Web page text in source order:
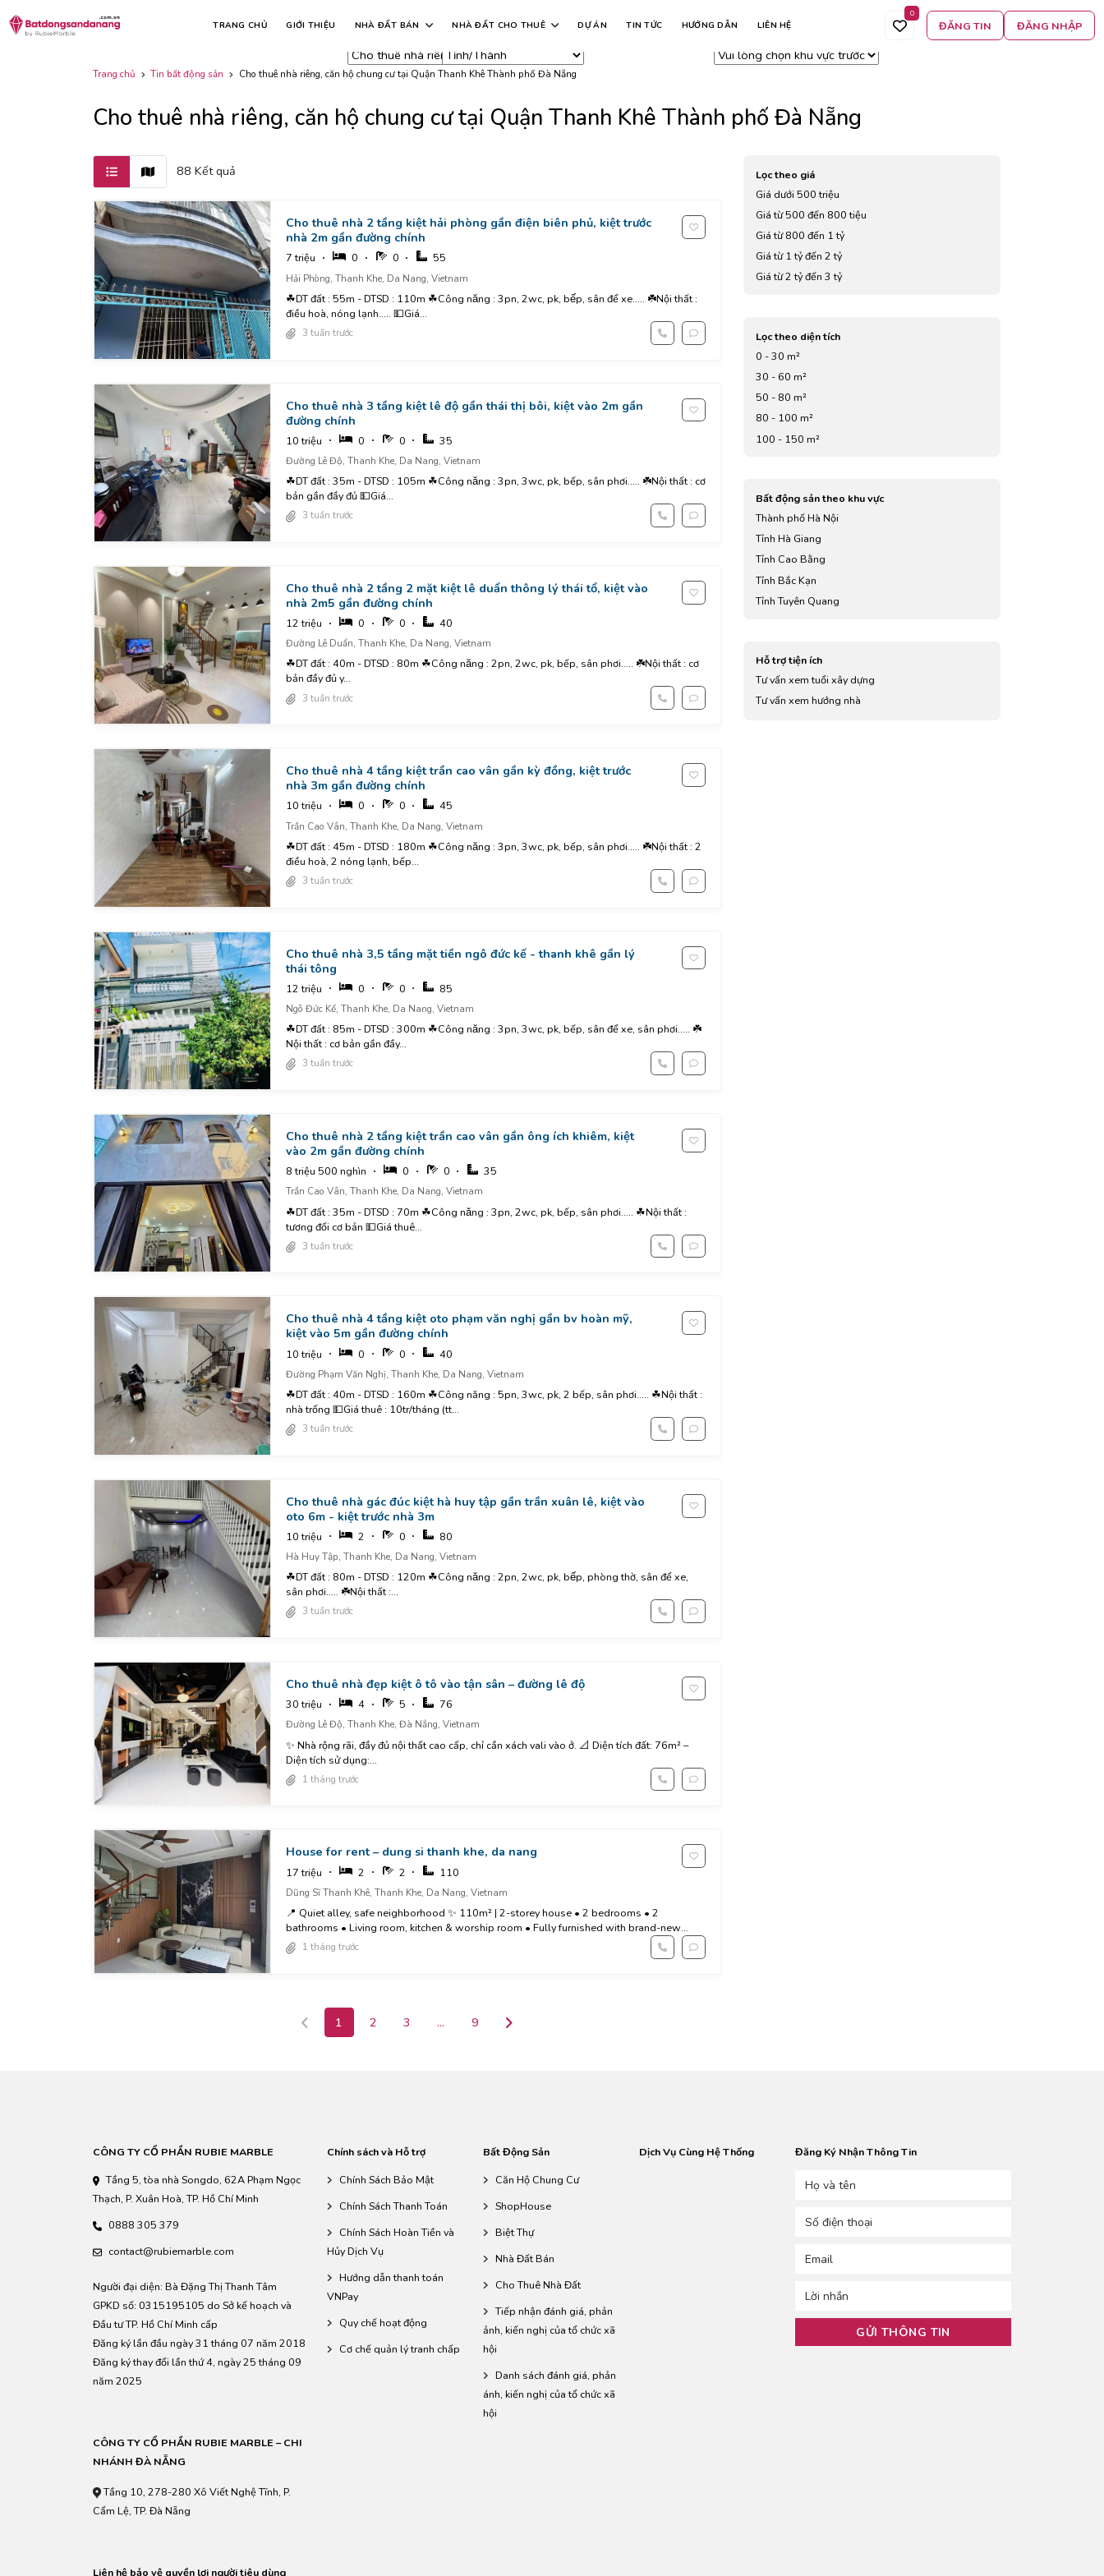
TRANG CHỦ GIỚI THIỆU NHÀ ĐẤT BÁN NHÀ ĐẤT CHO THUÊ DỰ ÁN TIN TỨC HƯỚNG DẪN LIÊN HỆ
0
ĐĂNG TIN ĐĂNG NHẬP
Nhà đất bán Nhà đất cho thuê Loại nhà đất
Cho thuê nhà
chung cư
Tất cả Tất cả Tất cả
Dự án
Tất cả Tìm kiếm
Trang chủ Tin bất động sản Cho thuê nhà riêng, căn hộ chung cư tại Quận Thanh Khê Thành phố Đà Nẵng
Cho thuê nhà riêng, căn hộ chung cư tại Quận Thanh Khê Thành phố Đà Nẵng
88 Kết quả
Cho thuê nhà 2 tầng kiệt hải phòng gần điện biên phủ, kiệt trước
nhà 2m gần đường chính
7 triệu 0 0 55
Hải Phòng, Thanh Khe, Da Nang, Vietnam
☘DT đất : 55m - DTSD : 110m ☘Công năng : 3pn, 2wc, pk, bếp, sân để xe..... ☘️Nội thất :
điều hoà, nóng lạnh..... 💵Giá...
3 tuần trước
Cho thuê nhà 3 tầng kiệt lê độ gần thái thị bôi, kiệt vào 2m gần
đường chính
10 triệu 0 0 35
Đường Lê Độ, Thanh Khe, Da Nang, Vietnam
☘DT đất : 35m - DTSD : 105m ☘Công năng : 3pn, 3wc, pk, bếp, sân phơi..... ☘️Nội thất : cơ
bản gần đầy đủ 💵Giá...
3 tuần trước
Cho thuê nhà 2 tầng 2 mặt kiệt lê duẩn thông lý thái tổ, kiệt vào
nhà 2m5 gần đường chính
12 triệu 0 0 40
Đường Lê Duẩn, Thanh Khe, Da Nang, Vietnam
☘DT đất : 40m - DTSD : 80m ☘Công năng : 2pn, 2wc, pk, bếp, sân phơi..... ☘️Nội thất : cơ
bản đầy đủ y...
3 tuần trước
Cho thuê nhà 4 tầng kiệt trần cao vân gần kỳ đồng, kiệt trước
nhà 3m gần đường chính
10 triệu 0 0 45
Trần Cao Vân, Thanh Khe, Da Nang, Vietnam
☘DT đất : 45m - DTSD : 180m ☘Công năng : 3pn, 3wc, pk, bếp, sân phơi..... ☘️Nội thất : 2
điều hoà, 2 nóng lạnh, bếp...
3 tuần trước
Cho thuê nhà 3,5 tầng mặt tiền ngô đức kế - thanh khê gần lý
thái tông
12 triệu 0 0 85
Ngô Đức Kế, Thanh Khe, Da Nang, Vietnam
☘DT đất : 85m - DTSD : 300m ☘Công năng : 3pn, 3wc, pk, bếp, sân để xe, sân phơi..... ☘️
Nội thất : cơ bản gần đầy...
3 tuần trước
Cho thuê nhà 2 tầng kiệt trần cao vân gần ông ích khiêm, kiệt
vào 2m gần đường chính
8 triệu 500 nghìn 0 0 35
Trần Cao Vân, Thanh Khe, Da Nang, Vietnam
☘DT đất : 35m - DTSD : 70m ☘Công năng : 3pn, 2wc, pk, bếp, sân phơi..... ☘Nội thất :
tương đối cơ bản 💵Giá thuê...
3 tuần trước
Cho thuê nhà 4 tầng kiệt oto phạm văn nghị gần bv hoàn mỹ,
kiệt vào 5m gần đường chính
10 triệu 0 0 40
Đường Phạm Văn Nghị, Thanh Khe, Da Nang, Vietnam
☘DT đất : 40m - DTSD : 160m ☘Công năng : 5pn, 3wc, pk, 2 bếp, sân phơi..... ☘Nội thất :
nhà trống 💵Giá thuê : 10tr/tháng (tt...
3 tuần trước
Cho thuê nhà gác đúc kiệt hà huy tập gần trần xuân lê, kiệt vào
oto 6m - kiệt trước nhà 3m
10 triệu 2 0 80
Hà Huy Tập, Thanh Khe, Da Nang, Vietnam
☘DT đất : 80m - DTSD : 120m ☘Công năng : 2pn, 2wc, pk, bếp, phòng thờ, sân để xe,
sân phơi..... ☘️Nội thất :...
3 tuần trước
Cho thuê nhà đẹp kiệt ô tô vào tận sân – đường lê độ
30 triệu 4 5 76
Đường Lê Độ, Thanh Khe, Đà Nẵng, Vietnam
✨ Nhà rộng rãi, đầy đủ nội thất cao cấp, chỉ cần xách vali vào ở. 📐 Diện tích đất: 76m² –
Diện tích sử dụng:...
1 tháng trước
House for rent – dung si thanh khe, da nang
17 triệu 2 2 110
Dũng Sĩ Thanh Khê, Thanh Khe, Da Nang, Vietnam
📍 Quiet alley, safe neighborhood ✨ 110m² | 2-storey house • 2 bedrooms • 2
bathrooms • Living room, kitchen & worship room • Fully furnished with brand-new
furniture 🛋 Includes: ✔...
1 tháng trước
1 2 3 ... 9
Lọc theo giá
Giá dưới 500 triệu
Giá từ 500 đến 800 tiệu
Giá từ 800 đến 1 tỷ
Giá từ 1 tỷ đến 2 tỷ
Giá từ 2 tỷ đến 3 tỷ
Lọc theo diện tích
0 - 30 m²
30 - 60 m²
50 - 80 m²
80 - 100 m²
100 - 150 m²
Bất động sản theo khu vực
Thành phố Hà Nội
Tỉnh Hà Giang
Tỉnh Cao Bằng
Tỉnh Bắc Kạn
Tỉnh Tuyên Quang
Tỉnh Lai Châu
Tỉnh Sơn La
Tỉnh Yên Bái
Hỗ trợ tiện ích
Tư vấn xem tuổi xây dựng
Tư vấn xem hướng nhà
CÔNG TY CỔ PHẦN RUBIE MARBLE
Tầng 5, tòa nhà Songdo, 62A Phạm Ngọc
Thạch, P. Xuân Hoà, TP. Hồ Chí Minh
0888 305 379
contact@rubiemarble.com
Người đại diện: Bà Đặng Thị Thanh Tâm
GPKD số: 0315195105 do Sở kế hoạch và
Đầu tư TP. Hồ Chí Minh cấp
Đăng ký lần đầu ngày 31 tháng 07 năm 2018
Đăng ký thay đổi lần thứ 4, ngày 25 tháng 09
năm 2025
CÔNG TY CỔ PHẦN RUBIE MARBLE – CHI
NHÁNH ĐÀ NẴNG
Tầng 10, 278-280 Xô Viết Nghệ Tĩnh, P.
Cẩm Lệ, TP. Đà Nẵng
Liên hệ bảo vệ quyền lợi người tiêu dùng
Chính sách và Hỗ trợ
Chính Sách Bảo Mật
Chính Sách Thanh Toán
Chính Sách Hoàn Tiền và
Hủy Dịch Vụ
Hướng dẫn thanh toán
VNPay
Quy chế hoạt động
Cơ chế quản lý tranh chấp
Bất Động Sản
Căn Hộ Chung Cư
ShopHouse
Biệt Thự
Nhà Đất Bán
Cho Thuê Nhà Đất
Tiếp nhận đánh giá, phản
ảnh, kiến nghị của tổ chức xã
hội
Danh sách đánh giá, phản
ánh, kiến nghị của tổ chức xã
hội
Dịch Vụ Cùng Hệ Thống Đăng Ký Nhận Thông Tin